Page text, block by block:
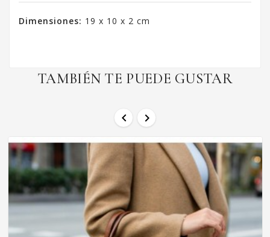
Dimensiones: 19 x 10 x 2 cm
TAMBIÉN TE PUEDE GUSTAR
 